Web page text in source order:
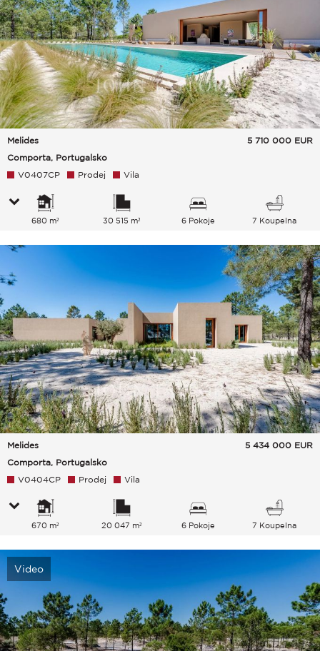
Melides
Comporta, Portugalsko
5 710 000 EUR
V0407CP Prodej Vila
680 m² 30 515 m² 6 Pokoje 7 Koupelna
Melides
Comporta, Portugalsko
5 434 000 EUR
V0404CP Prodej Vila
670 m² 20 047 m² 6 Pokoje 7 Koupelna
Video